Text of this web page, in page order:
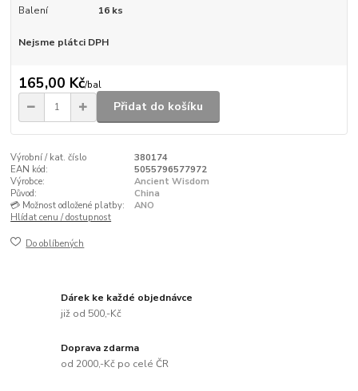
Balení
16 ks
Nejsme plátci DPH
165,00 Kč/bal
Přidat do košíku
Výrobní / kat. číslo
380174
EAN kód:
5055796577972
Výrobce:
Ancient Wisdom
Původ:
China
💳 Možnost odložené platby:
ANO
Hlídat cenu / dostupnost
Do oblíbených
Dárek ke každé objednávce
již od 500,-Kč
Doprava zdarma
od 2000,-Kč po celé ČR